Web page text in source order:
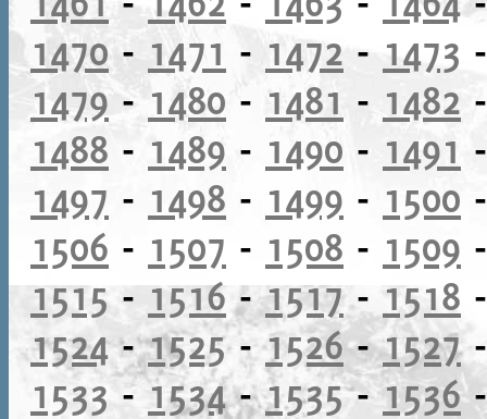
1470- 1471 - 1472 - 1473
1479-1480 - 1481 - 1482
1488 - 1489 - 1490 - 1491
1497 - 1498 - 1499 - 1500
1506 - 1507 - 1508 - 1509
1515- 1516-1517- 1518
1524-1525-1526-1527
1533-1534-1535-1536